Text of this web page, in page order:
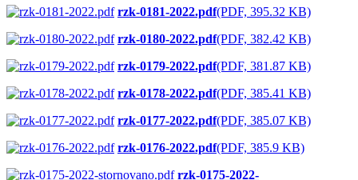
rzk-0181-2022.pdf(PDF, 395.32 KB)
rzk-0180-2022.pdf(PDF, 382.42 KB)
rzk-0179-2022.pdf(PDF, 381.87 KB)
rzk-0178-2022.pdf(PDF, 385.41 KB)
rzk-0177-2022.pdf(PDF, 385.07 KB)
rzk-0176-2022.pdf(PDF, 385.9 KB)
rzk-0175-2022-